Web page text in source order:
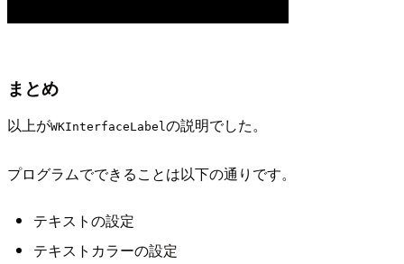
まとめ
以上がWKInterfaceLabelの説明でした。
プログラムでできることは以下の通りです。
テキストの設定
テキストカラーの設定